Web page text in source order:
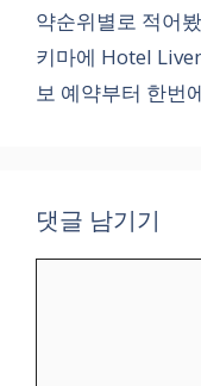
약순위별로 적어
키마에 Hotel
보 예약부터 한번
댓글 남기기